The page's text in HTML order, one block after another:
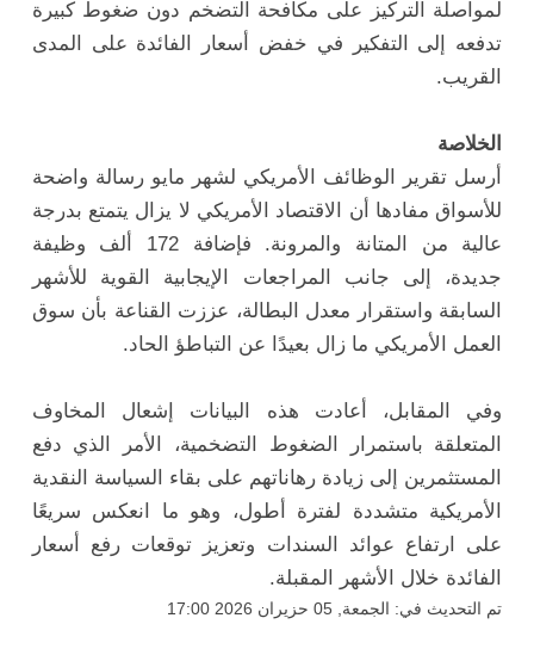
لمواصلة التركيز على مكافحة التضخم دون ضغوط كبيرة
تدفعه إلى التفكير في خفض أسعار الفائدة على المدى
القريب.
الخلاصة
أرسل تقرير الوظائف الأمريكي لشهر مايو رسالة واضحة
للأسواق مفادها أن الاقتصاد الأمريكي لا يزال يتمتع بدرجة
عالية من المتانة والمرونة. فإضافة 172 ألف وظيفة
جديدة، إلى جانب المراجعات الإيجابية القوية للأشهر
السابقة واستقرار معدل البطالة، عززت القناعة بأن سوق
العمل الأمريكي ما زال بعيدًا عن التباطؤ الحاد.
وفي المقابل، أعادت هذه البيانات إشعال المخاوف
المتعلقة باستمرار الضغوط التضخمية، الأمر الذي دفع
المستثمرين إلى زيادة رهاناتهم على بقاء السياسة النقدية
الأمريكية متشددة لفترة أطول، وهو ما انعكس سريعًا
على ارتفاع عوائد السندات وتعزيز توقعات رفع أسعار
الفائدة خلال الأشهر المقبلة.
تم التحديث في: الجمعة, 05 حزيران 2026 17:00